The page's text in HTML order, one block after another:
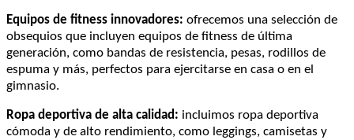
Equipos de fitness innovadores: ofrecemos una selección de
obsequios que incluyen equipos de fitness de última
generación, como bandas de resistencia, pesas, rodillos de
espuma y más, perfectos para ejercitarse en casa o en el
gimnasio.
Ropa deportiva de alta calidad: incluimos ropa deportiva
cómoda y de alto rendimiento, como leggings, camisetas y